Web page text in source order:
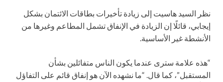
نظر السيد هاسيت إلى زيادة تأخيرات بطاقات الائتمان بشكل
إيجابي، قائلًا إن الزيادة في الإنفاق تشمل المطاعم وغيرها من
الأنشطة غير الأساسية.
“هذه علامة سترى عندما يكون الناس متفائلين بشأن
المستقبل”، كما قال. “ما نشهده الآن هو إنفاق قائم على التفاؤل